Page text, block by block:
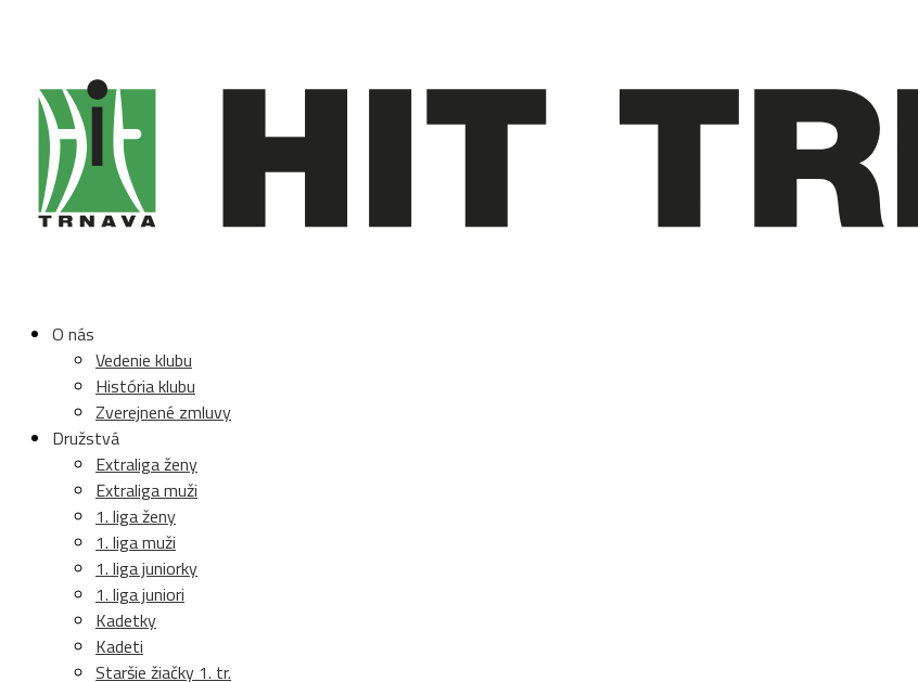
O nás
Vedenie klubu
História klubu
Zverejnené zmluvy
Družstvá
Extraliga ženy
Extraliga muži
1. liga ženy
1. liga muži
1. liga juniorky
1. liga juniori
Kadetky
Kadeti
Staršie žiačky 1. tr.